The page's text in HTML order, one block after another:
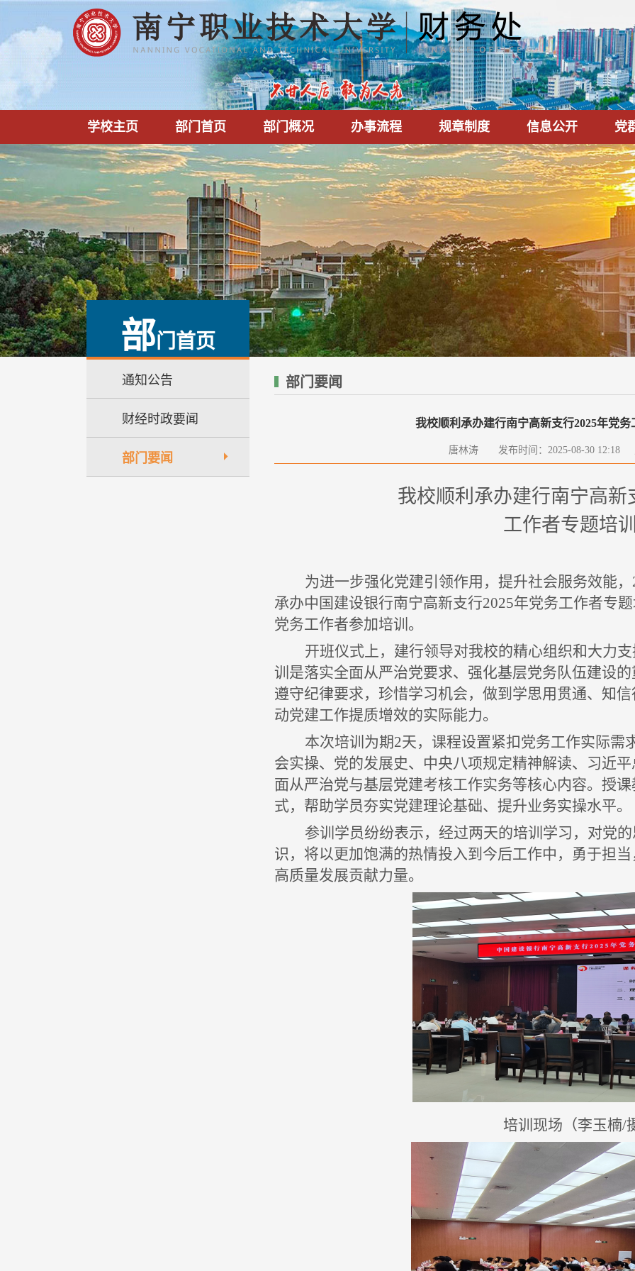
学校主页 部门首页 部门概况 办事流程 规章制度 信息公开 党
部门首页
通知公告
财经时政要闻
部门要闻
部门要闻
我校顺利承办建行南宁高新支行2025年党
唐林涛 发布时间：2025-08-30 12:18
我校顺利承办建行南宁高新
工作者专题培
为进一步强化党建引领作用， 提升社会服务效能，
承办中国建设银行南宁高新支行2025年党务工作者专
党务工作者参加培训。
开班仪式上， 建行领导对我校的精心组织和大力
训是落实全面从严治党要求、强化基层党务队伍建设
遵守纪律要求，珍惜学习机会，做到学思用贯通、知
动党建工作提质增效的实际能力。
本次培训为期2天，课程设置紧扣党务工作实际需
会实操、党的发展史、中央八项规定精神解读、习近
面从严治党与基层党建考核工作实务等核心内容。授
式，帮助学员夯实党建理论基础、提升业务实操水平。
参训学员纷纷表示， 经过两天的培训学习，对党
识， 将以更加饱满的热情投入到今后工作中 ， 勇于担
高质量发展贡献力量。
培训现场（李玉楠/